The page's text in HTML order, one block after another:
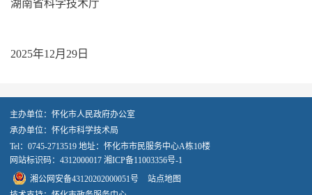
湖南省科学技术厅
2025年12月29日
主办单位：怀化市人民政府办公室
承办单位：怀化市科学技术局
Tel：0745-2713519 地址：怀化市市民服务中心A栋10楼
网站标识码：4312000017 湘ICP备11003356号-1
湘公网安备43120202000051号
站点地图